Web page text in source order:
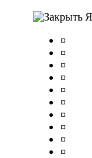
¤
¤
¤
¤
¤
¤
¤
¤
¤
¤